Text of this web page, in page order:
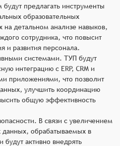
предлагать инструменты
образовательных
на детальном анализе навыков,
сотрудника, что повысит
и развития персонала.
системами. ТУП будут
интеграцию с ERP, CRM и
приложениями, что позволит
улучшить координацию
общую эффективность
В связи с увеличением
данных, обрабатываемых в
активно внедрять